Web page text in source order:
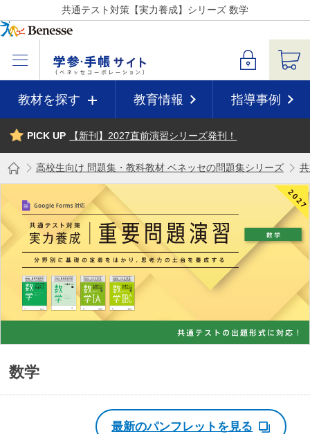
共通テスト対策【実力養成】シリーズ 数学
教材を探す 教育情報 指導事例
PICK UP 【新刊】2027直前演習シリーズ発刊！
高校生向け 問題集・教科教材 ベネッセの問題集シリーズ
数学
最新のパンフレットを見る